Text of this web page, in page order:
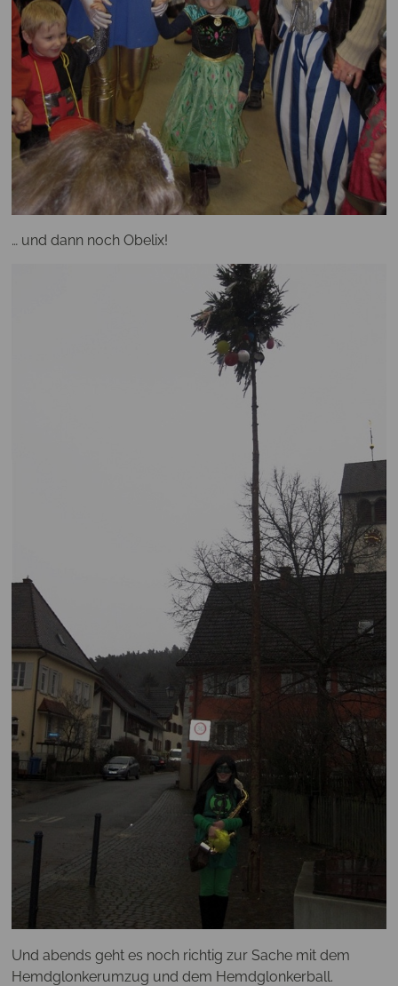
… und dann noch Obelix!
Und abends geht es noch richtig zur Sache mit dem
Hemdglonkerumzug und dem Hemdglonkerball.